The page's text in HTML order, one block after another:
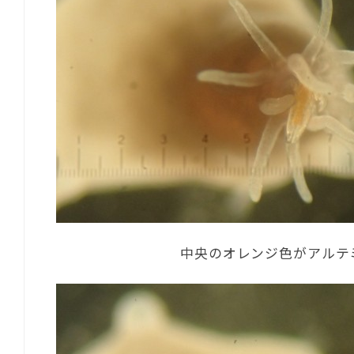
中央のオレンジ色がアル